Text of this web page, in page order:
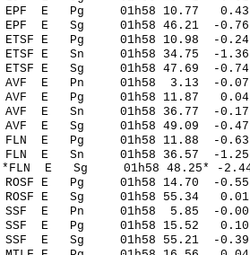
EPF E Pg 01h58
EPF E Sg 01h58 46.21 -
ETSF E Pg 01h58
ETSF E Sn 01h58
ETSF E Sg 01h58 47.69 -
AVF E Pn 01h58
AVF E Pg 01h58
AVF E Sn 01h58
AVF E Sg 01h58 49.09 -
FLN E Pg 01h58
FLN E Sn 01h58
*FLN E Sg 01h58 48.25* -
ROSF E Pg 01h58
ROSF E Sg 01h58 55.34
SSF E Pn 01h58
SSF E Pg 01h58
SSF E Sg 01h58 55.21 -